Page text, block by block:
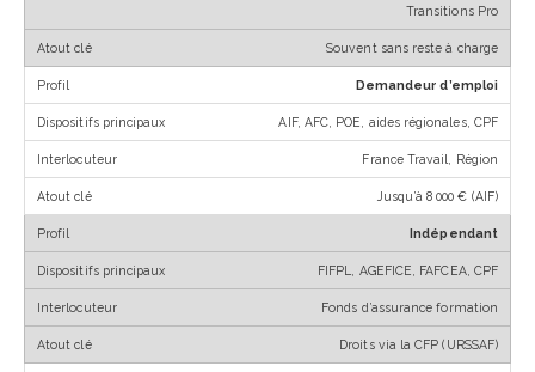
Transitions Pro
Souvent sans reste à charge
Demandeur d’emploi
AIF, AFC, POE, aides régionales, CPF
France Travail, Région
Jusqu’à 8 000 € (AIF)
Indépendant
FIFPL, AGEFICE, FAFCEA, CPF
Fonds d’assurance formation
Droits via la CFP (URSSAF)